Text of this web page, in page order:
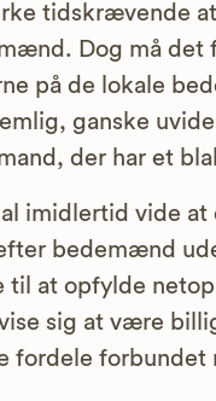
tidskrævende
Dog må det
på de lokale
ganske
der har et
imidlertid vide
bedemænd
til at opfylde
sig at være
fordele forbundet